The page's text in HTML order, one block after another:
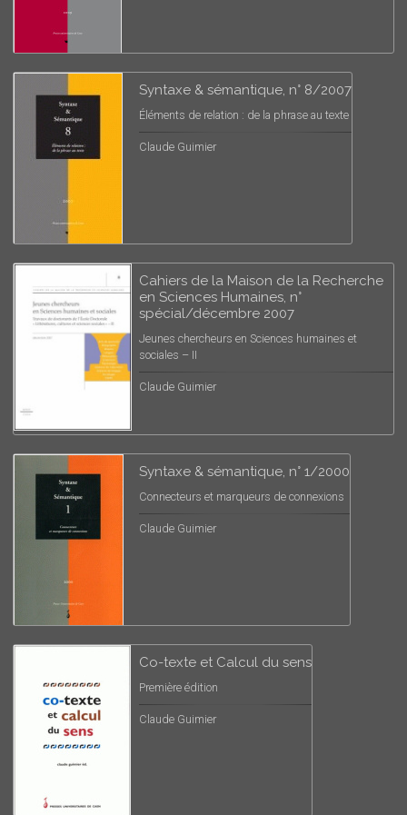
Syntaxe & sémantique, n° 8/2007
Éléments de relation : de la phrase au texte
Claude Guimier
Cahiers de la Maison de la Recherche
en Sciences Humaines, n°
spécial/décembre 2007
Jeunes chercheurs en Sciences humaines et
sociales – II
Claude Guimier
Syntaxe & sémantique, n° 1/2000
Connecteurs et marqueurs de connexions
Claude Guimier
Co-texte et Calcul du sens
Première édition
Claude Guimier